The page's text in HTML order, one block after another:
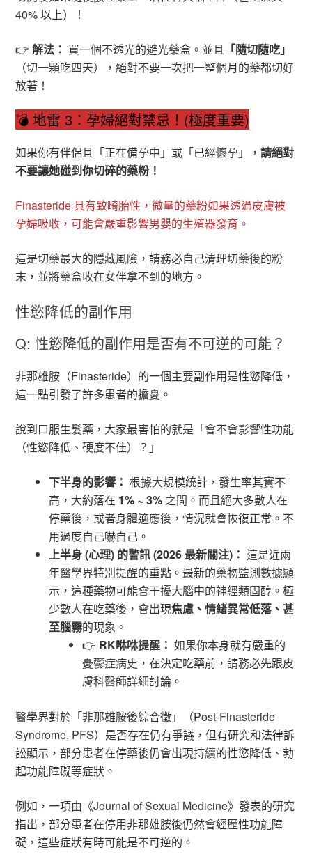
40% 以上）！
👉解法： 買一個不透光的避光藥盒。並且 「隨切隨吃」
（切一顆吃四天），絕對不要一次把一整個月的藥都切好
放著！
💣 地雷 3：孕婦絕對禁忌！(極度重要)
如果你有伴侶且「正在備孕中」或「已經懷孕」，請絕對
不要讓她碰到你切碎的藥粉！
Finasteride 具有致畸胎性，微量的藥粉如果透過皮膚被
孕婦吸收，可能會嚴重影響男嬰的生殖器發育。
這是切藥最大的隱藏風險，請務必自己清理切藥後的粉
末，並將藥盒收在女伴拿不到的地方。
性慾降低的副作用
Q: 性慾降低的副作用是否有不可逆的可能？
非那雄胺（Finasteride）的一個主要副作用是性慾降低，
這一點引發了許多患者的擔憂。
說到口服生髮藥，大家最害怕的就是「會不會影響性功能
（性慾降低、硬度不佳）？」
下半身的影響： 根據大規模統計，發生率其實不
高，大約落在 1% ~ 3% 之間。而且絕大多數人在
停藥後，或者身體適應後，情況就會恢復正常。不
用過度自己嚇自己。
上半身 (心理) 的警訊 (2026 最新關注)： 這是近兩
年醫學界特別提醒的重點。最新的藥物監測數據顯
示，這種藥物可能會干擾大腦中的神經類固醇。極
少數人在吃藥後，會出現焦慮、情緒異常低落、甚
至腦霧的現象。
👉 RK咻咻提醒： 如果你本身就有嚴重的
憂鬱症病史，在決定吃藥前，請務必先跟皮
膚科醫師詳細討論。
醫學界對於「非那雄胺後綜合徵」（Post-Finasteride
Syndrome, PFS）是否存在仍有爭議，但有研究和法律訴
訟顯示，部分患者在停藥後仍會出現持續的性慾降低、勃
起功能障礙等症狀。
例如，一項由《Journal of Sexual Medicine》發表的研究
指出，部分患者在停用非那雄胺後仍然會經歷性功能障
礙，這些症狀有時可能是不可逆的。